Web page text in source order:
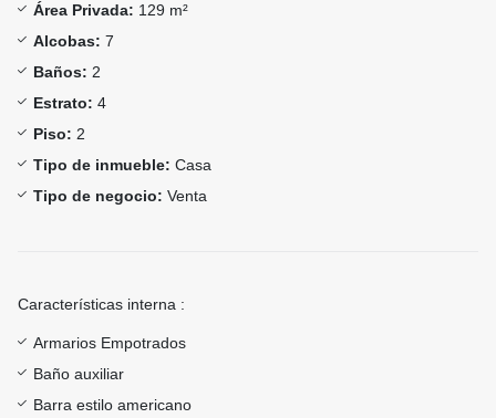
Área Privada: 129 m²
Alcobas: 7
Baños: 2
Estrato: 4
Piso: 2
Tipo de inmueble: Casa
Tipo de negocio: Venta
Características interna :
Armarios Empotrados
Baño auxiliar
Barra estilo americano